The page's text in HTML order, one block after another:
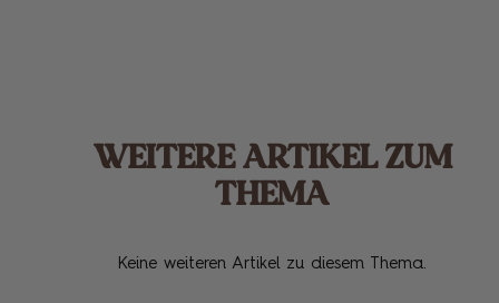
WEITERE ARTIKEL ZUM
THEMA
Keine weiteren Artikel zu diesem Thema.